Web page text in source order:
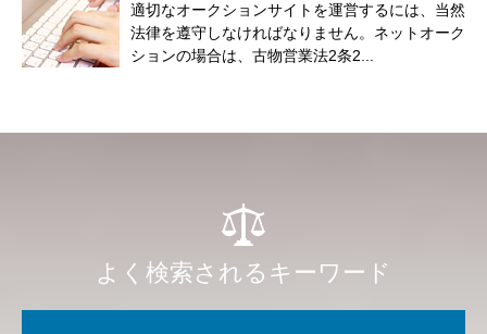
適切なオークションサイトを運営するには、当然
法律を遵守しなければなりません。ネットオーク
ションの場合は、古物営業法2条2...
よく検索されるキーワード